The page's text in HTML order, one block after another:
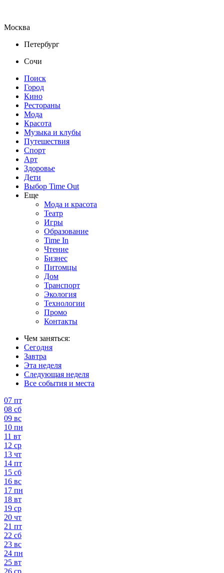
Москва
Петербург
Сочи
Поиск
Город
Кино
Рестораны
Мода
Красота
Музыка и клубы
Путешествия
Спорт
Арт
Здоровье
Дети
Выбор Time Out
Еще
Мода и красота
Театр
Игры
Образование
Time In
Чтение
Бизнес
Питомцы
Дом
Транспорт
Экология
Технологии
Промо
Контакты
Чем заняться:
Сегодня
Завтра
Эта неделя
Следующая неделя
Все события и места
07 пт
08 сб
09 вс
10 пн
11 вт
12 ср
13 чт
14 пт
15 сб
16 вс
17 пн
18 вт
19 ср
20 чт
21 пт
22 сб
23 вс
24 пн
25 вт
26 ср